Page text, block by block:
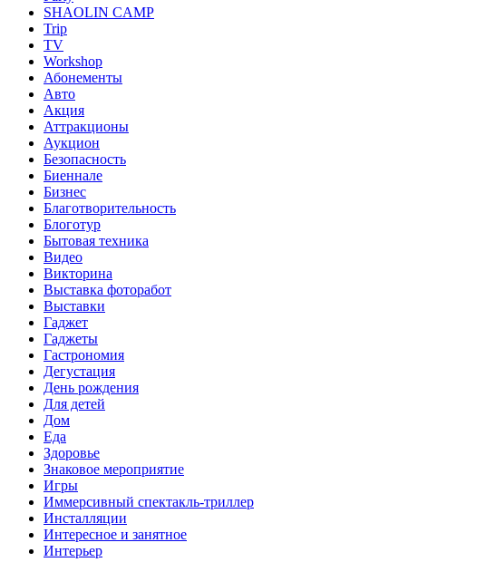
SHAOLIN CAMP
Trip
TV
Workshop
Абонементы
Авто
Акция
Аттракционы
Аукцион
Безопасность
Биеннале
Бизнес
Благотворительность
Блоготур
Бытовая техника
Видео
Викторина
Выставка фоторабот
Выставки
Гаджет
Гаджеты
Гастрономия
Дегустация
День рождения
Для детей
Дом
Еда
Здоровье
Знаковое мероприятие
Игры
Иммерсивный спектакль-триллер
Инсталляции
Интересное и занятное
Интерьер